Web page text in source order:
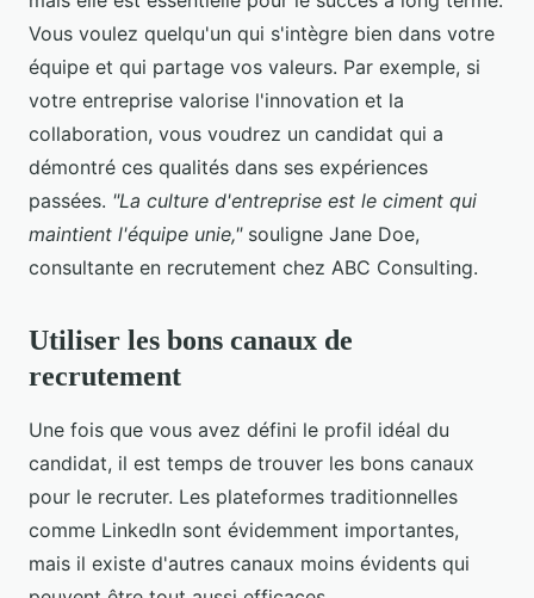
Vous voulez quelqu'un qui s'intègre bien dans votre
équipe et qui partage vos valeurs. Par exemple, si
votre entreprise valorise l'innovation et la
collaboration, vous voudrez un candidat qui a
démontré ces qualités dans ses expériences
passées. "La culture d'entreprise est le ciment qui
maintient l'équipe unie,"souligne Jane Doe,
consultante en recrutement chez ABC Consulting.
Utiliser les bons canaux de
recrutement
Une fois que vous avez défini le profil idéal du
candidat, il est temps de trouver les bons canaux
pour le recruter. Les plateformes traditionnelles
comme LinkedIn sont évidemment importantes,
mais il existe d'autres canaux moins évidents qui